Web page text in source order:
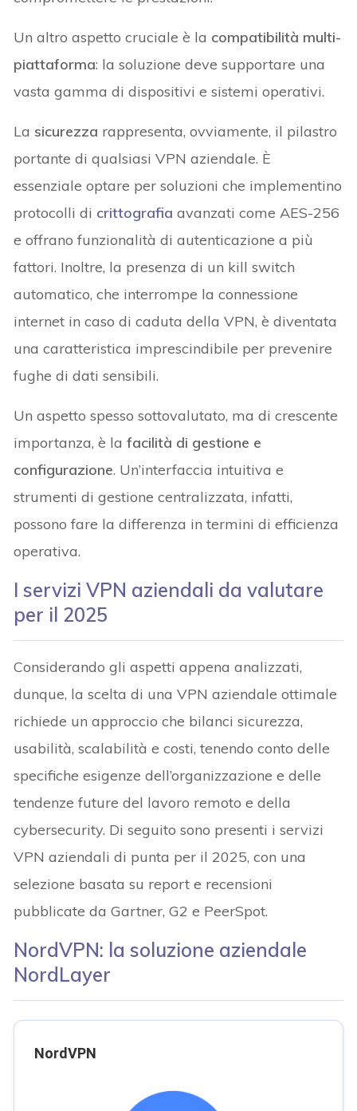
Un altro aspetto cruciale è la compatibilità multi-
piattaforma: la soluzione deve supportare una
vasta gamma di dispositivi e sistemi operativi.
La sicurezza rappresenta, ovviamente, il pilastro
portante di qualsiasi VPN aziendale. È
essenziale optare per soluzioni che implementino
protocolli di crittografia avanzati come AES-256
e offrano funzionalità di autenticazione a più
fattori. Inoltre, la presenza di un kill switch
automatico, che interrompe la connessione
internet in caso di caduta della VPN, è diventata
una caratteristica imprescindibile per prevenire
fughe di dati sensibili.
Un aspetto spesso sottovalutato, ma di crescente
importanza, è lafacilità di gestione e
configurazione. Un’interfaccia intuitiva e
strumenti di gestione centralizzata, infatti,
possono fare la differenza in termini di efficienza
operativa.
I servizi VPN aziendali da valutare
per il 2025
Considerando gli aspetti appena analizzati,
dunque, la scelta di una VPN aziendale ottimale
richiede un approccio che bilanci sicurezza,
usabilità, scalabilità e costi, tenendo conto delle
specifiche esigenze dell’organizzazione e delle
tendenze future del lavoro remoto e della
cybersecurity. Di seguito sono presenti i servizi
VPN aziendali di punta per il 2025, con una
selezione basata su report e recensioni
pubblicate da Gartner, G2 e PeerSpot.
NordVPN: la soluzione aziendale
NordLayer
NordVPN